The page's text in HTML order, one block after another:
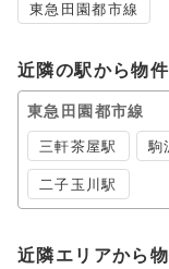
東急田園都市線
近隣の駅から物
東急田園都市線
三軒茶屋駅 駒
二子玉川駅
近隣エリアから